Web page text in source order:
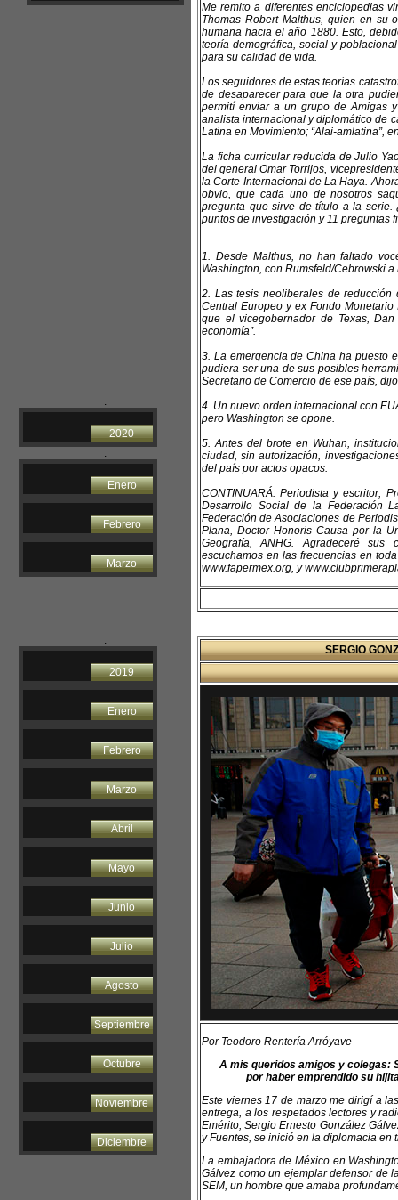
.
2020
.
Enero
Febrero
Marzo
.
2019
Enero
Febrero
Marzo
Abril
Mayo
Junio
Julio
Agosto
Septiembre
Octubre
Noviembre
Diciembre
Me remito a diferentes enciclopedias
Thomas Robert Malthus, quien en su
humana hacia el año 1880. Esto,
teoría demográfica, social y
para su calidad de vida.
Los seguidores de estas teorías
de desaparecer para que la otra
permití enviar a un grupo de Amigas
analista internacional y diplomático de
Latina en Movimiento; “Alai-amlatina”,
La ficha curricular reducida de Julio
del general Omar Torrijos,
la Corte Internacional de La Haya.
obvio, que cada uno de nosotros
pregunta que sirve de título a la
puntos de investigación y 11 preguntas
1. Desde Malthus, no han faltado
Washington, con Rumsfeld/Cebrowski
2. Las tesis neoliberales de
Central Europeo y ex Fondo
que el vicegobernador de Texas,
economía”.
3. La emergencia de China ha puesto
pudiera ser una de sus posibles
Secretario de Comercio de ese país,
4. Un nuevo orden internacional con
pero Washington se opone.
5. Antes del brote en Wuhan,
ciudad, sin autorización,
del país por actos opacos.
CONTINUARÁ. Periodista y escritor;
Desarrollo Social de la Federación
Federación de Asociaciones de
Plana, Doctor Honoris Causa por la
Geografía, ANHG. Agradeceré sus
escuchamos en las frecuencias en
www.fapermex.org, y
SERGIO
Por Teodoro Rentería Arróyave
A mis queridos amigos y colegas:
por haber emprendido su
Este viernes 17 de marzo me dirigí a
entrega, a los respetados lectores y
Emérito, Sergio Ernesto González
y Fuentes, se inició en la diplomacia en
La embajadora de México en
Gálvez como un ejemplar defensor de
SEM, un hombre que amaba